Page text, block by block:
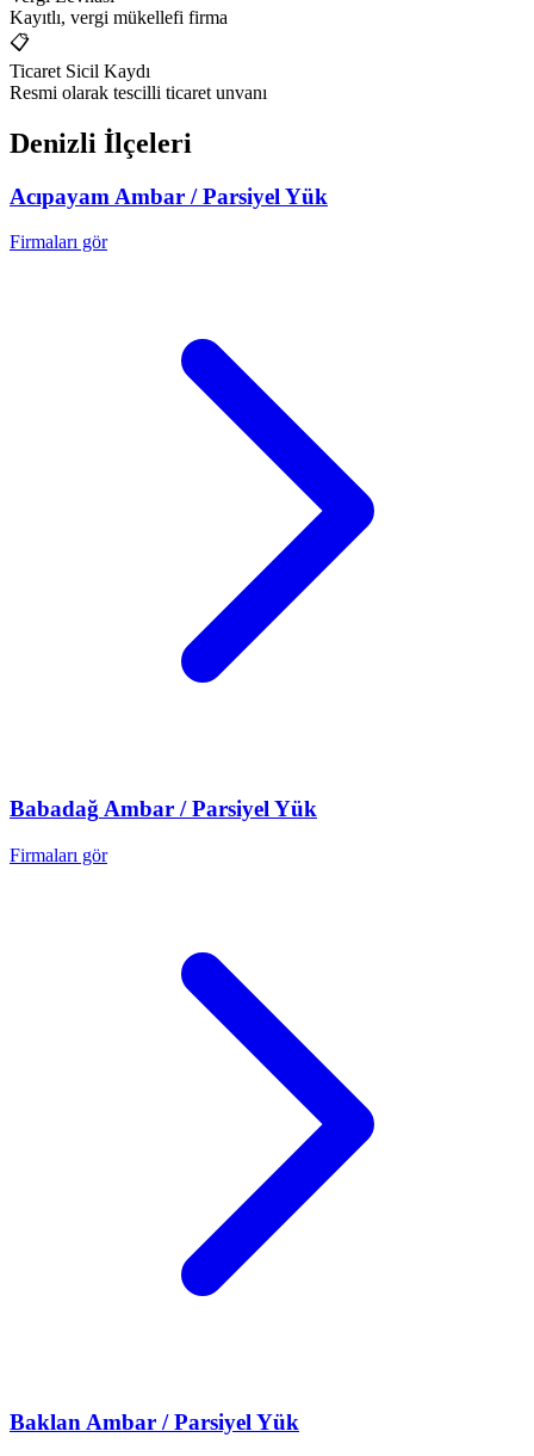
Kayıtlı, vergi mükellefi firma
📋
Ticaret Sicil Kaydı
Resmi olarak tescilli ticaret unvanı
Denizli İlçeleri
Acıpayam Ambar / Parsiyel Yük
Firmaları gör
Babadağ Ambar / Parsiyel Yük
Firmaları gör
Baklan Ambar / Parsiyel Yük